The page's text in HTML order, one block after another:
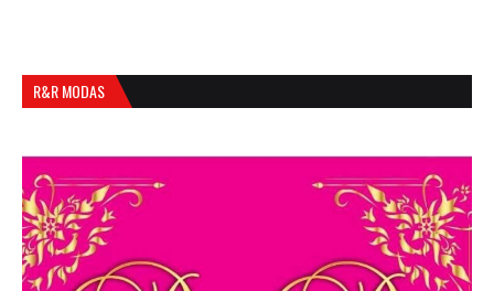
R&R MODAS